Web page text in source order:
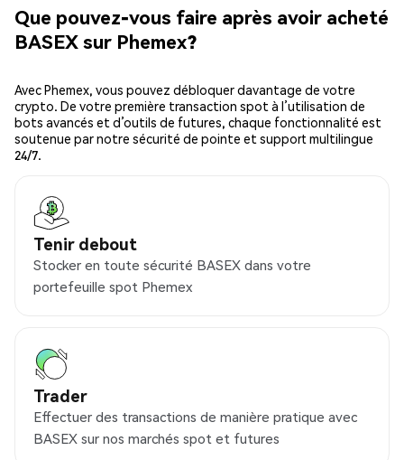
Que pouvez-vous faire après avoir acheté
BASEX sur Phemex?
Avec Phemex, vous pouvez débloquer davantage de votre
crypto. De votre première transaction spot à l’utilisation de
bots avancés et d’outils de futures, chaque fonctionnalité est
soutenue par notre sécurité de pointe et support multilingue
24/7.
Tenir debout
Stocker en toute sécurité BASEX dans votre
portefeuille spot Phemex
Trader
Effectuer des transactions de manière pratique avec
BASEX sur nos marchés spot et futures